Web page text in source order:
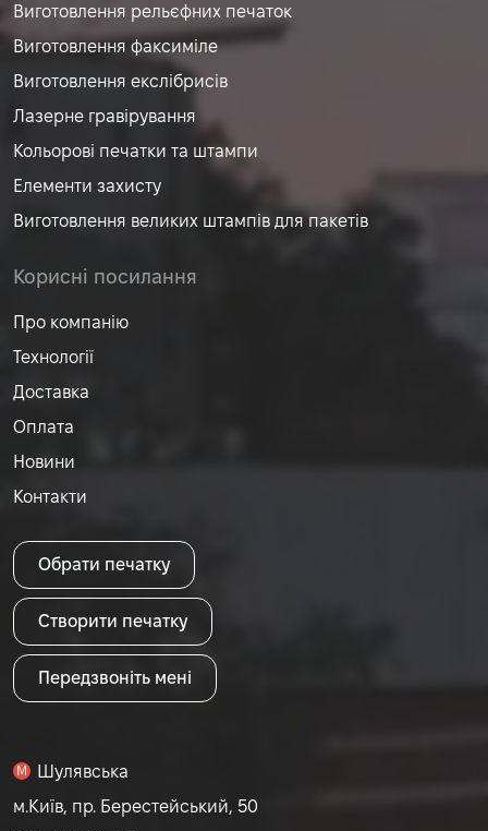
Виготовлення рельєфних печаток
Виготовлення факсиміле
Виготовлення екслібрисів
Лазерне гравірування
Кольорові печатки та штампи
Елементи захисту
Виготовлення великих штампів для пакетів
Корисні посилання
Про компанію
Технології
Доставка
Оплата
Новини
Контакти
Обрати печатку
Створити печатку
Передзвоніть мені
M
Шулявська
м.Київ, пр. Берестейський, 50